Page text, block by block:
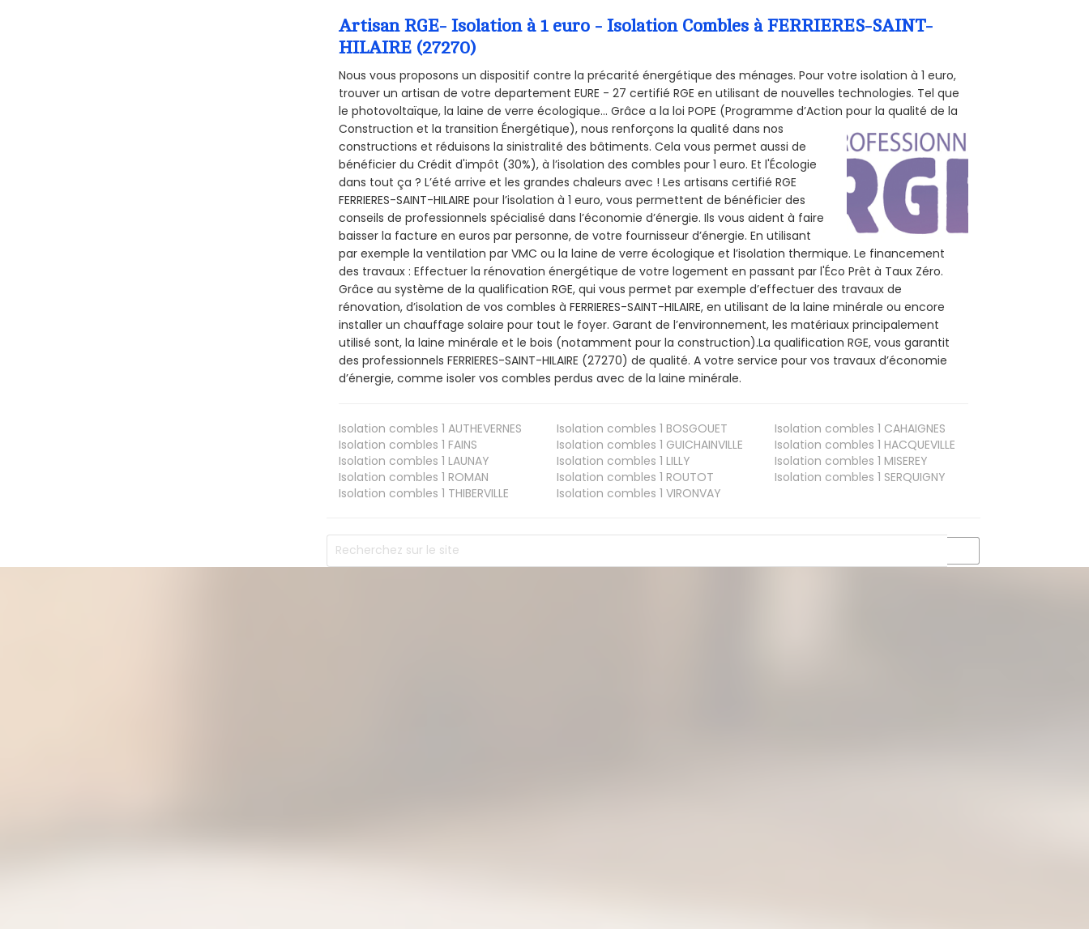
Artisan RGE- Isolation à 1 euro - Isolation Combles à FERRIERES-SAINT-
HILAIRE (27270)
Nous vous proposons un dispositif contre la précarité énergétique des ménages. Pour votre isolation à 1 euro,
trouver un artisan de votre departement EURE - 27 certifié RGE en utilisant de nouvelles technologies. Tel que
le photovoltaïque, la laine de verre écologique... Grâce a la loi POPE (Programme d’Action pour la qualité de la
Construction et la transition Énergétique), nous renforçons la qualité dans nos
constructions et réduisons la sinistralité des bâtiments. Cela vous permet aussi de
bénéficier du Crédit d'impôt (30%), à l’isolation des combles pour 1 euro. Et l'Écologie
dans tout ça ? L’été arrive et les grandes chaleurs avec ! Les artisans certifié RGE
FERRIERES-SAINT-HILAIRE pour l’isolation à 1 euro, vous permettent de bénéficier des
conseils de professionnels spécialisé dans l’économie d’énergie. Ils vous aident à faire
baisser la facture en euros par personne, de votre fournisseur d’énergie. En utilisant
par exemple la ventilation par VMC ou la laine de verre écologique et l’isolation thermique. Le financement
des travaux : Effectuer la rénovation énergétique de votre logement en passant par l'Éco Prêt à Taux Zéro.
Grâce au système de la qualification RGE, qui vous permet par exemple d’effectuer des travaux de
rénovation, d’isolation de vos combles à FERRIERES-SAINT-HILAIRE, en utilisant de la laine minérale ou encore
installer un chauffage solaire pour tout le foyer. Garant de l’environnement, les matériaux principalement
utilisé sont, la laine minérale et le bois (notamment pour la construction).La qualification RGE, vous garantit
des professionnels FERRIERES-SAINT-HILAIRE (27270) de qualité. A votre service pour vos travaux d’économie
d’énergie, comme isoler vos combles perdus avec de la laine minérale.
Isolation combles 1 AUTHEVERNES Isolation combles 1 BOSGOUET Isolation combles 1 CAHAIGNES
Isolation combles 1 FAINS Isolation combles 1 GUICHAINVILLE Isolation combles 1 HACQUEVILLE
Isolation combles 1 LAUNAY Isolation combles 1 LILLY Isolation combles 1 MISEREY
Isolation combles 1 ROMAN Isolation combles 1 ROUTOT Isolation combles 1 SERQUIGNY
Isolation combles 1 THIBERVILLE Isolation combles 1 VIRONVAY